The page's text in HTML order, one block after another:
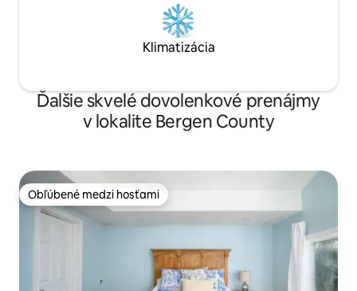
Klimatizácia
Ďalšie skvelé dovolenkové prenájmy
v lokalite Bergen County
Obľúbené medzi hosťami
Obľúbené medzi hosťami